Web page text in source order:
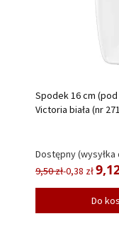
Spodek 16 cm (pod
Victoria biała (nr
Dostępny (wysyłka
9,50 zł-0,38 zł
Do